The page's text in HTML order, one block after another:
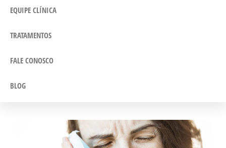
EQUIPE CLÍNICA
TRATAMENTOS
FALE CONOSCO
BLOG